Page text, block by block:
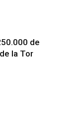
de
la Tor